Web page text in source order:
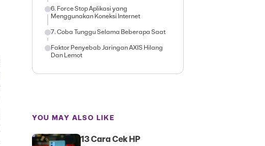
6. Force Stop Aplikasi yang
Menggunakan Koneksi Internet
7. Coba Tunggu Selama Beberapa Saat
Faktor Penyebab Jaringan AXIS Hilang
Dan Lemot
YOU MAY ALSO LIKE
13 Cara Cek HP